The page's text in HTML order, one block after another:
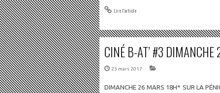
Lire l'article
CINÉ B-AT’ #3
23 mars 2017
DIMANCHE 26 MARS 18H* SUR LA